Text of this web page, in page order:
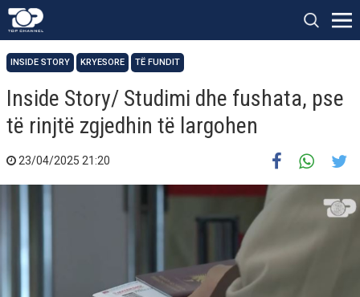
INSIDE STORY KRYESORE TË FUNDIT
Inside Story/ Studimi dhe fushata, pse
të rinjtë zgjedhin të largohen
23/04/2025 21:20